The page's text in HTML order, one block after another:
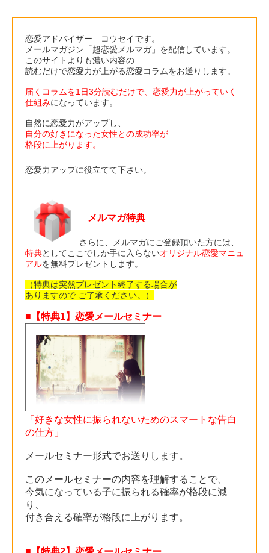
恋愛アドバイザー コウセイです。
メールマガジン「超恋愛メルマガ」を配信しています。
このサイトよりも濃い内容の
読むだけで恋愛力が上がる恋愛コラムをお送りします。
届くコラムを1日3分読むだけで、恋愛力が上がっていく
仕組みになっています。
自然に恋愛力がアップし、
自分の好きになった女性との成功率が
格段に上がります。
恋愛力アップに役立てて下さい。
メルマガ特典
さらに、メルマガにご登録頂いた方には、
特典としてここでしか手に入らないオリジナル恋愛マニュ
アルを無料プレゼントします。
（特典は突然プレゼント終了する場合が
ありますので ご了承ください。）
■【特典1】恋愛メールセミナー
「好きな女性に振られないためのスマートな告白
の仕方」
メールセミナー形式でお送りします。
このメールセミナーの内容を理解することで、
今気になっている子に振られる確率が格段に減
り、
付き合える確率が格段に上がります。